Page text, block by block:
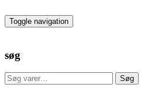
to
the
Toggle navigation
søg
Søg
Søg